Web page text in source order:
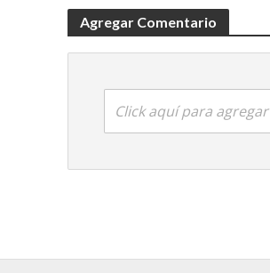
Agregar Comentario
Click aquí para